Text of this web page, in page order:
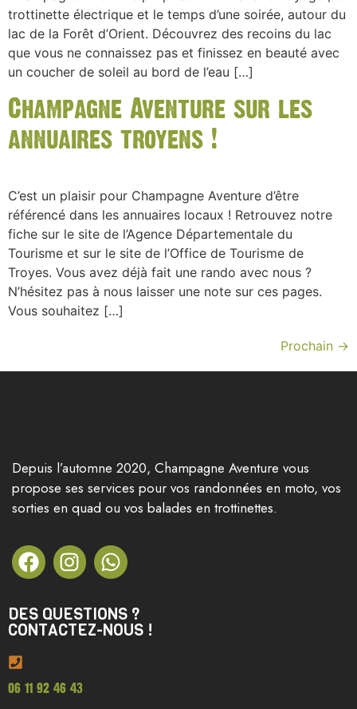
trottinette électrique et le temps d’une soirée, autour du
lac de la Forêt d’Orient. Découvrez des recoins du lac
que vous ne connaissez pas et finissez en beauté avec
un coucher de soleil au bord de l’eau […]
Champagne Aventure sur les
annuaires troyens !
C’est un plaisir pour Champagne Aventure d’être
référencé dans les annuaires locaux ! Retrouvez notre
fiche sur le site de l’Agence Départementale du
Tourisme et sur le site de l’Office de Tourisme de
Troyes. Vous avez déjà fait une rando avec nous ?
N’hésitez pas à nous laisser une note sur ces pages.
Vous souhaitez […]
Prochain →
Depuis l’automne 2020, Champagne Aventure vous
propose ses services pour vos randonnées en moto, vos
sorties en quad ou vos balades en trottinettes.
DES QUESTIONS ?
CONTACTEZ-NOUS !
06 11 92 46 43